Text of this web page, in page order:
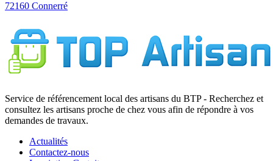
72160 Connerré
Service de référencement local des artisans du BTP - Recherchez et
consultez les artisans proche de chez vous afin de répondre à vos
demandes de travaux.
Actualités
Contactez-nous